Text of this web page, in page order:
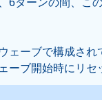
6ターンの間、こ
ェーブで構成され
ーブ開始時にリセ